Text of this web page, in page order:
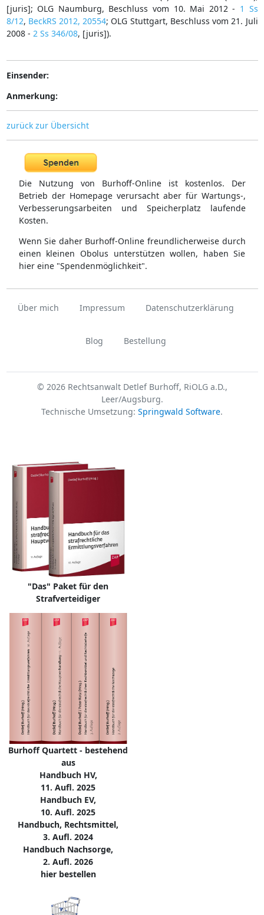
[juris]; OLG Naumburg, Beschluss vom 10. Mai 2012 - 1 Ss
8/12, BeckRS 2012, 20554; OLG Stuttgart, Beschluss vom 21. Juli
2008 - 2 Ss 346/08, [juris]).
Einsender:
Anmerkung:
zurück zur Übersicht
Die Nutzung von Burhoff-Online ist kostenlos. Der
Betrieb der Homepage verursacht aber für Wartungs-,
Verbesserungsarbeiten und Speicherplatz laufende
Kosten.
Wenn Sie daher Burhoff-Online freundlicherweise durch
einen kleinen Obolus unterstützen wollen, haben Sie
hier eine "Spendenmöglichkeit".
Über mich Impressum Datenschutzerklärung
Blog Bestellung
© 2026 Rechtsanwalt Detlef Burhoff, RiOLG a.D.,
Leer/Augsburg.
Technische Umsetzung: Springwald Software.
"Das" Paket für den
Strafverteidiger
Burhoff Quartett - bestehend
aus
Handbuch HV,
11. Aufl. 2025
Handbuch EV,
10. Aufl. 2025
Handbuch, Rechtsmittel,
3. Aufl. 2024
Handbuch Nachsorge,
2. Aufl. 2026
hier bestellen